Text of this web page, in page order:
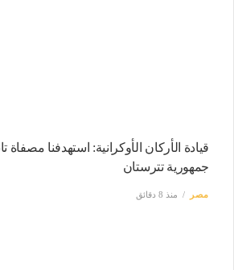
قيادة الأركان الأوكرانية: استهدفنا مصفاة
جمهورية تترستان
مصر منذ 8 دقائق